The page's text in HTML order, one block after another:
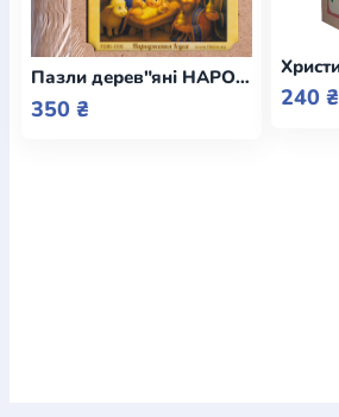
Пазли дерев"яні НАРОДЖЕННЯ ІСУСА
350 ₴ 240 ₴